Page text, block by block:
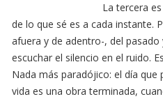
La tercera
de lo que sé es a cada instante.
afuera y de adentro-, del pasado
escuchar el silencio en el ruido.
Nada más paradójico: el día
vida es una obra terminada,